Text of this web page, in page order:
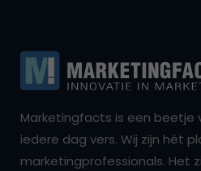
Marketingfacts is een beetje
iedere dag vers. Wij zijn hét
marketingprofessionals. Het